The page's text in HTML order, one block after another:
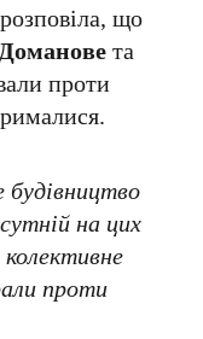
розповіла, що
та
проти
будівництво
на цих
проти